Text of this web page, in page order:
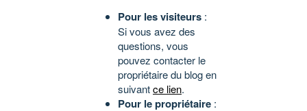
Pour les visiteurs :
Si vous avez des
questions, vous
pouvez contacter le
propriétaire du blog en
suivantce lien.
Pour le propriétaire :